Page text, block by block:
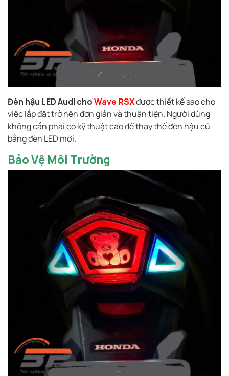
Đèn hậu LED Audi choWave RSXđược thiết kế sao cho
việc lắp đặt trở nên đơn giản và thuận tiện. Người dùng
không cần phải có kỹ thuật cao để thay thế đèn hậu cũ
bằng đèn LED mới.
Bảo Vệ Môi Trường